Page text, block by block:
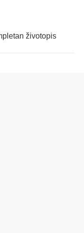
životopis